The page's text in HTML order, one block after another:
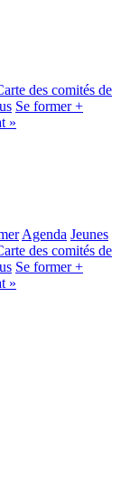
des comités de
Se former +
»
Agenda Jeunes
des comités de
Se former +
»